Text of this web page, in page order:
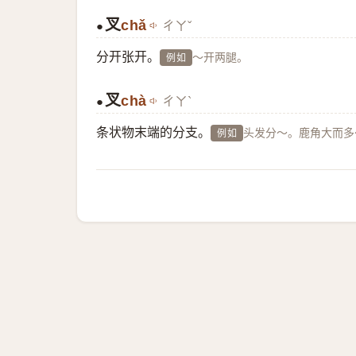
● 叉chǎ ㄔㄚˇ
分开张开。 例如 ～开两腿。
● 叉chà ㄔㄚˋ
条状物末端的分支。 例如 头发分～。鹿角大而